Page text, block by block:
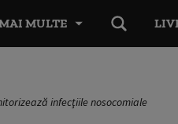
MULTE
infecţiile nosocomiale